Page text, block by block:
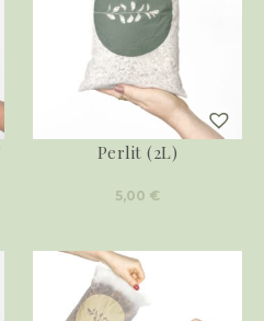
Perlit (2L)
5,00 €